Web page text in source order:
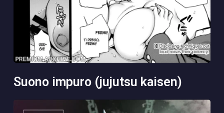
suono impuro (jujutsu kaisen)